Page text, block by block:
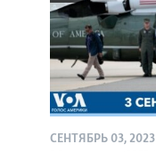
СЕНТЯБРЬ 03, 2023